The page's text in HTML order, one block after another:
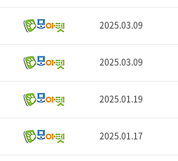
2025.03.09
2025.03.09
2025.01.19
2025.01.17